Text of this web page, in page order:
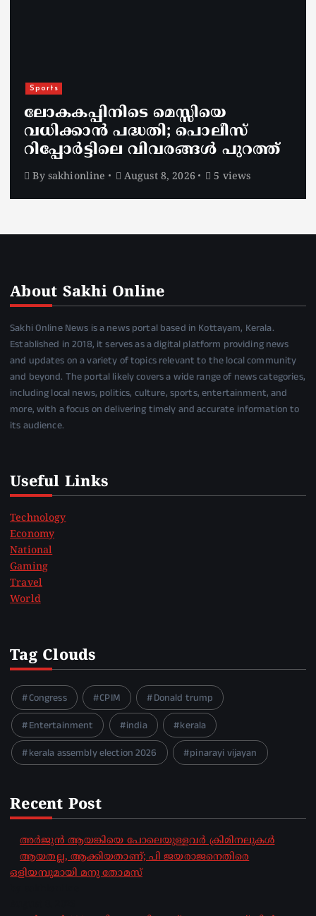
Sports
ലോകകപ്പിനിടെ മെസ്സിയെ
വധിക്കാൻ പദ്ധതി; പൊലീസ്
റിപ്പോർട്ടിലെ വിവരങ്ങൾ പുറത്ത്
By sakhionline August 8, 2026 5 views
About Sakhi Online
Sakhi Online News is a news portal based in Kottayam, Kerala.
Established in 2018, it serves as a digital platform providing news
and updates on a variety of topics relevant to the local community
and beyond. The portal likely covers a wide range of news categories,
including local news, politics, culture, sports, entertainment, and
more, with a focus on delivering timely and accurate information to
its audience.
Useful Links
Technology
Economy
National
Gaming
Travel
World
Tag Clouds
Congress CPIM
Donald trump
Entertainment
india
kerala
kerala assembly election 2026
pinarayi vijayan
Recent Post
അർജുൻ ആയങ്കിയെ പോലെയുള്ളവർ ക്രിമിനലുകൾ
ആയതല്ല, ആക്കിയതാണ്; പി ജയരാജനെതിരെ
ഒളിയമ്പുമായി മനു തോമസ്